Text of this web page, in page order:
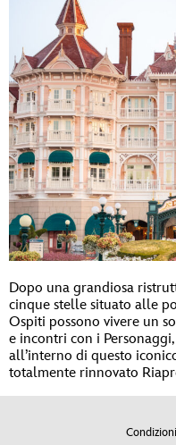
Dopo una grandiosa
cinque stelle situato alle
Ospiti possono vivere un
e incontri con i
all’interno di questo
totalmente rinnovato